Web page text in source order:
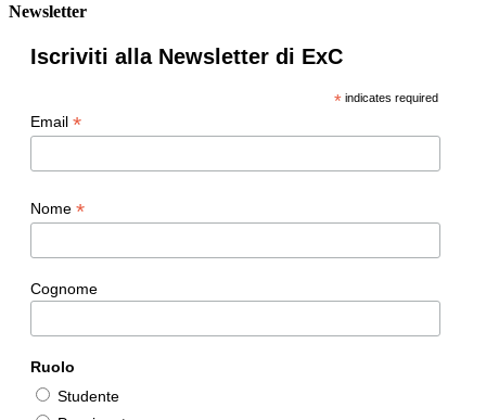
Newsletter
Iscriviti alla Newsletter di ExC
* indicates required
Email *
Nome *
Cognome
Ruolo
Studente